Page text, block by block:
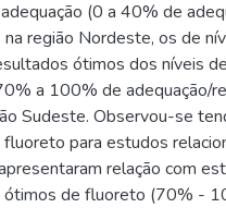
(0 a 40% de
região Nordeste, os de
ótimos dos níveis
a 100% de adequação/
Sudeste. Observou-se
para estudos
relação com
ótimos de fluoreto (70% -